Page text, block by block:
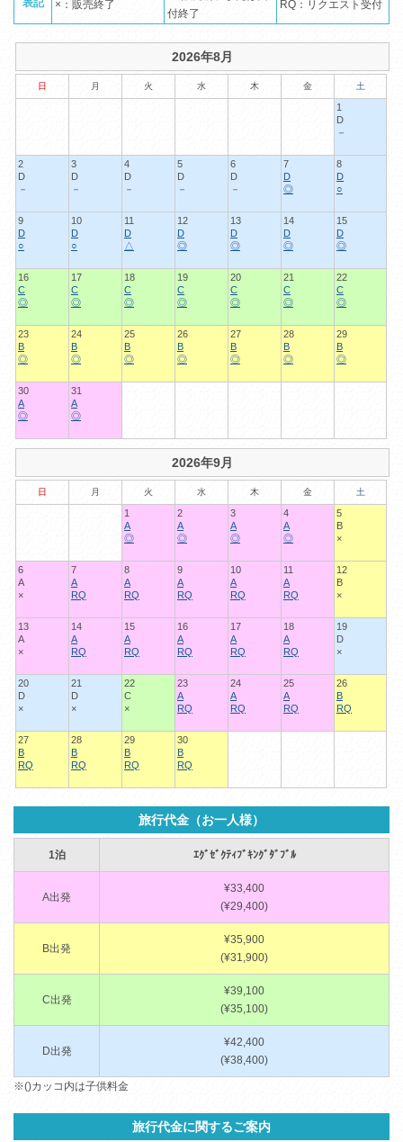
表記 ×：販売終了
付終了
RQ：リクエスト受付
2026年8月
日 月 火 水 木 金 土
1
D
－
2
D
－
3
D
－
4
D
－
5
D
－
6
D
－
7
D
◎
8
D
○
9
D
○
10
D
○
11
D
△
12
D
◎
13
D
◎
14
D
◎
15
D
◎
16
C
◎
17
C
◎
18
C
◎
19
C
◎
20
C
◎
21
C
◎
22
C
◎
23
B
◎
24
B
◎
25
B
◎
26
B
◎
27
B
◎
28
B
◎
29
B
◎
30
A
◎
31
A
◎
2026年9月
日 月 火 水 木 金 土
1
A
◎
2
A
◎
3
A
◎
4
A
◎
5
B
×
6
A
×
7
A
RQ
8
A
RQ
9
A
RQ
10
A
RQ
11
A
RQ
12
B
×
13
A
×
14
A
RQ
15
A
RQ
16
A
RQ
17
A
RQ
18
A
RQ
19
D
×
20
D
×
21
D
×
22
C
×
23
A
RQ
24
A
RQ
25
A
RQ
26
B
RQ
27
B
RQ
28
B
RQ
29
B
RQ
30
B
RQ
旅行代金（お一人様）
1泊 ｴｸﾞｾﾞｸﾃｨﾌﾞｷﾝｸﾞﾀﾞﾌﾞﾙ
A出発
¥33,400
(¥29,400)
B出発
¥35,900
(¥31,900)
C出発
¥39,100
(¥35,100)
D出発
¥42,400
(¥38,400)
※()カッコ内は子供料金
旅行代金に関するご案内